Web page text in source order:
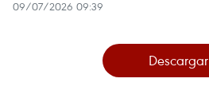
09/07/2026 09:39
Descargar